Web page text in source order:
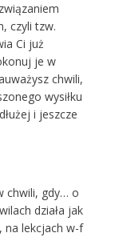
czyli tzw.
Ci już
je w
chwili,
wysiłku
i jeszcze
chwili, gdy… o
działa jak
na lekcjach w-f